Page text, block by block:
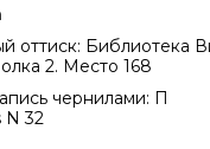
оттиск: Библиотека
2. Место 168
чернилами: П
N 32